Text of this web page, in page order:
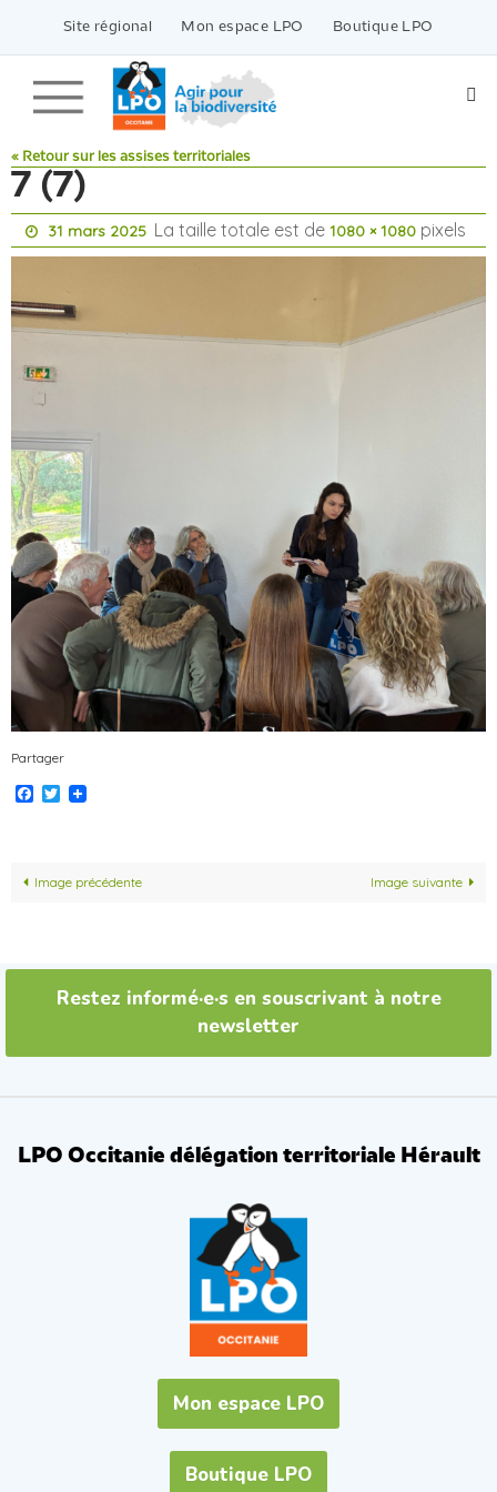
contenu
Site régional Mon espace LPO Boutique LPO
« Retour sur les assises territoriales
7 (7)
31 mars 2025 La taille totale est de1080 × 1080 pixels
Partager
Facebook
Twitter
Image précédente Image suivante
Restez informé·e·s en souscrivant à notre
newsletter
LPO Occitanie délégation territoriale Hérault
Mon espace LPO
Boutique LPO